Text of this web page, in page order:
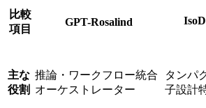
比較
項目
GPT-Rosalind
主な
役割
推論・ワークフロー統合
オーケストレーター
タンパ
子設計